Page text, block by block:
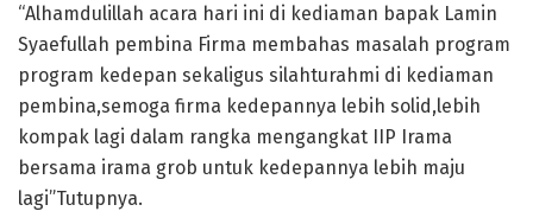
“Alhamdulillah acara hari ini di kediaman bapak Lamin
Syaefullah pembina Firma membahas masalah program
program kedepan sekaligus silahturahmi di kediaman
pembina,semoga firma kedepannya lebih solid,lebih
kompak lagi dalam rangka mengangkat IIP Irama
bersama irama grob untuk kedepannya lebih maju
lagi”Tutupnya.